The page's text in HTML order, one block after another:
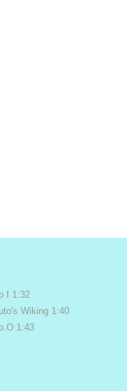
I 1:32
Wiking 1:40
1:43